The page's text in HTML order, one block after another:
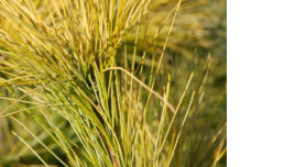
choisies
sur
la
page
du
produit